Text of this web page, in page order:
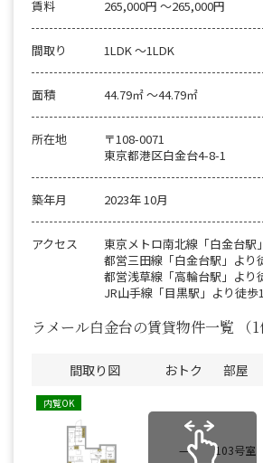
賃料 265,000円 〜265,000円
間取り 1LDK 〜1LDK
面積 44.79㎡ 〜44.79㎡
所在地
〒108-0071
東京都港区白金台4-8-1
築年月 2023年 10月
アクセス
東京メトロ南北線「白金台駅
都営三田線「白金台駅」より
都営浅草線「高輪台駅」より
JR山手線「目黒駅」より徒歩
ラメール白金台の賃貸物件一覧 （
間取り図 おトク 部屋
内覧OK
— 103号室